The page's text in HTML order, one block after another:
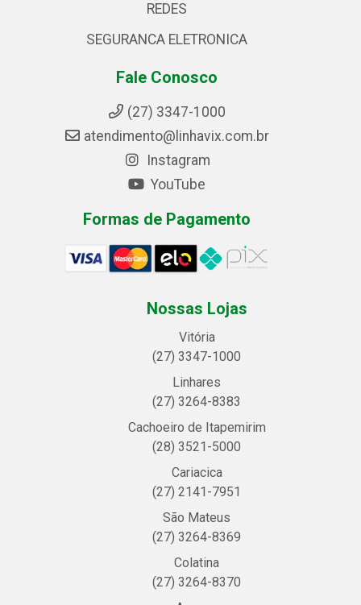
REDES
SEGURANCA ELETRONICA
Fale Conosco
(27) 3347-1000
atendimento@linhavix.com.br
Instagram
YouTube
Formas de Pagamento
Nossas Lojas
Vitória
(27) 3347-1000
Linhares
(27) 3264-8383
Cachoeiro de Itapemirim
(28) 3521-5000
Cariacica
(27) 2141-7951
São Mateus
(27) 3264-8369
Colatina
(27) 3264-8370